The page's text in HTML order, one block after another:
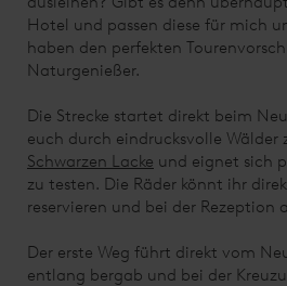
Hotel und passen diese für mich
haben den perfekten
Naturgenießer.
Die Strecke startet direkt beim
euch durch eindrucksvolle Wälder
Schwarzen Lacke und eignet sich
zu testen. Die Räder könnt ihr
reservieren und bei der Rezeption
Der erste Weg führt direkt vom
entlang bergab und bei der